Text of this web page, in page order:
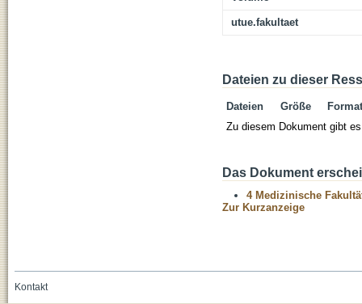
utue.fakultaet
Dateien zu dieser
Dateien Größe
Format
Zu diesem Dokument gibt
Das Dokument
4 Medizinische
Zur Kurzanzeige
Kontakt